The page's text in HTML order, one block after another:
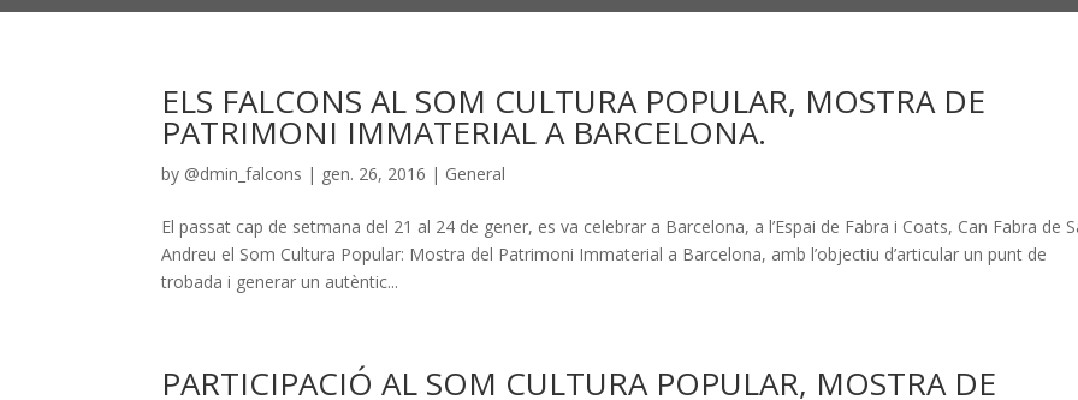
ELS FALCONS AL SOM CULTURA POPULAR, MOSTRA DE
PATRIMONI IMMATERIAL A BARCELONA.
by @dmin_falcons | gen. 26, 2016 | General
El passat cap de setmana del 21 al 24 de gener, es va celebrar a Barcelona, a l’Espai de Fabra i Coats, Can Fabra de
Andreu el Som Cultura Popular: Mostra del Patrimoni Immaterial a Barcelona, amb l’objectiu d’articular un punt de
trobada i generar un autèntic...
PARTICIPACIÓ AL SOM CULTURA POPULAR, MOSTRA DE